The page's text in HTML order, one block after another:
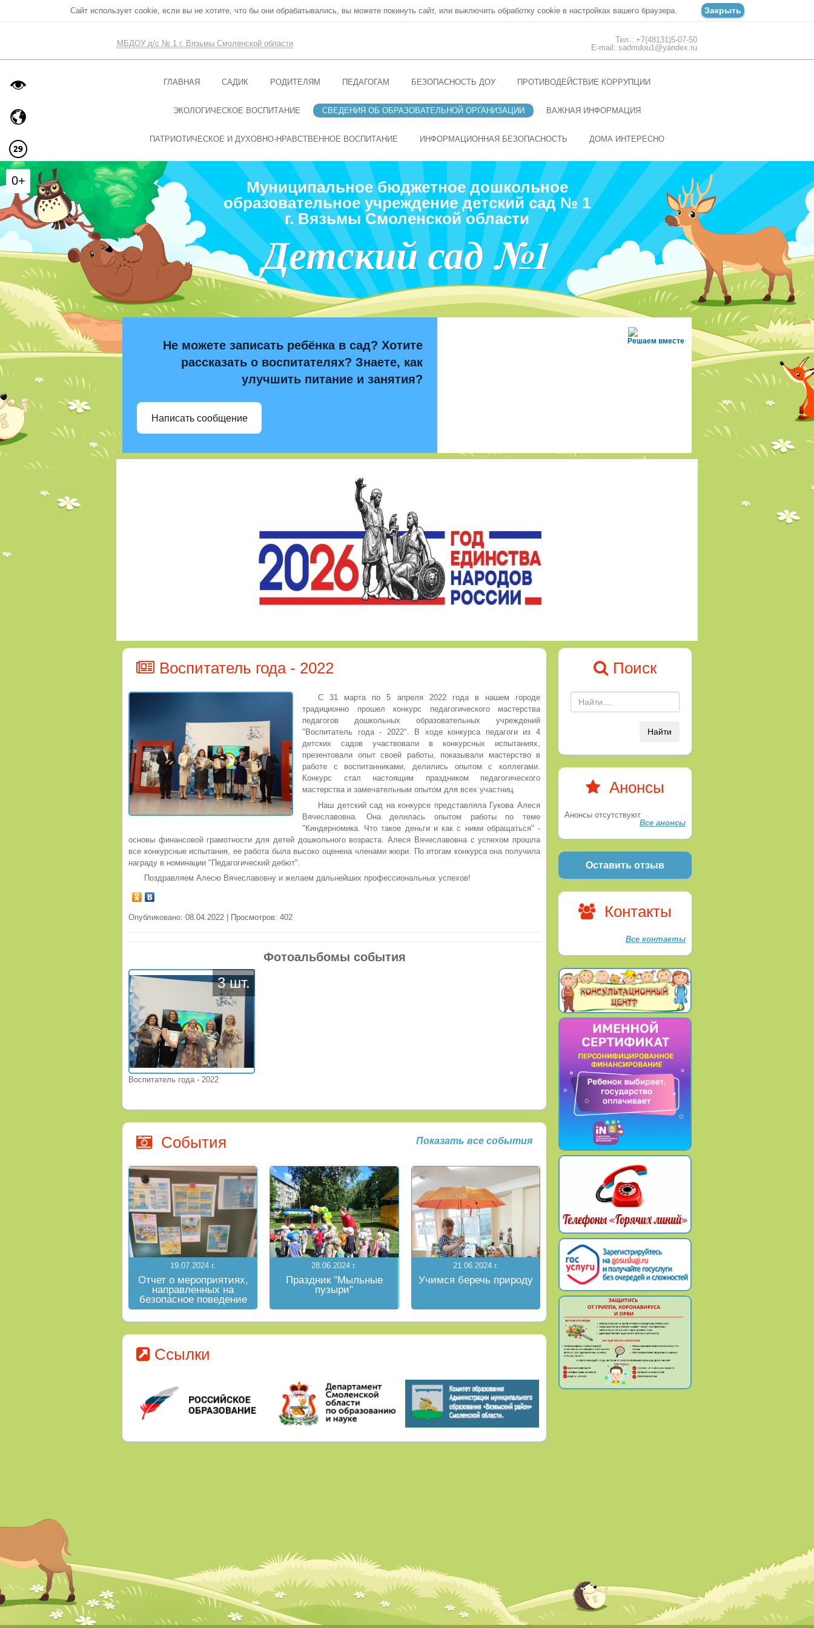
Сайт использует cookie, если вы не хотите, что бы они обрабатывались, вы можете покинуть сайт, или выключить обработку cookie в настройках вашего браузера. Закрыть
МБДОУ д/с № 1 г. Вязьмы Смоленской области
Тел.: +7(48131)5-07-50
E-mail: sadmdou1@yandex.ru
ГЛАВНАЯ САДИК РОДИТЕЛЯМ ПЕДАГОГАМ БЕЗОПАСНОСТЬ ДОУ ПРОТИВОДЕЙСТВИЕ КОРРУПЦИИ
ЭКОЛОГИЧЕСКОЕ ВОСПИТАНИЕ СВЕДЕНИЯ ОБ ОБРАЗОВАТЕЛЬНОЙ ОРГАНИЗАЦИИ ВАЖНАЯ ИНФОРМАЦИЯ
ПАТРИОТИЧЕСКОЕ И ДУХОВНО-НРАВСТВЕННОЕ ВОСПИТАНИЕ ИНФОРМАЦИОННАЯ БЕЗОПАСНОСТЬ ДОМА ИНТЕРЕСНО
Муниципальное бюджетное дошкольное
образовательное учреждение детский сад № 1
г. Вязьмы Смоленской области
Детский сад №1
Решаем вместе
Не можете записать ребёнка в сад? Хотите
рассказать о воспитателях? Знаете, как
улучшить питание и занятия?
Написать сообщение
Воспитатель года - 2022
С 31 марта по 5 апреля 2022 года в нашем городе
традиционно прошел конкурс педагогического мастерства
педагогов дошкольных образовательных учреждений
"Воспитатель года - 2022". В ходе конкурса педагоги из 4
детских садов участвовали в конкурсных испытаниях,
презентовали опыт своей работы, показывали мастерство в
работе с воспитанниками, делились опытом с коллегами.
Конкурс стал настоящим праздником педагогического
мастерства и замечательным опытом для всех участниц.
Наш детский сад на конкурсе представляла Гукова Алеся
Вячеславовна. Она делилась опытом работы по теме
"Киндерномика. Что такое деньги и как с ними обращаться" -
основы финансовой грамотности для детей дошкольного возраста. Алеся Вячеславовна с успехом прошла
все конкурсные испытания, ее работа была высоко оценена членами жюри. По итогам конкурса она получила
награду в номинации "Педагогический дебют".
Поздравляем Алесю Вячеславовну и желаем дальнейших профессиональных успехов!
Опубликовано: 08.04.2022 | Просмотров: 402
Фотоальбомы события
3 шт.
Воспитатель года - 2022
События Показать все события
19.07.2024 г.
Отчет о мероприятиях,
направленных на
безопасное поведение
на водных объектах в
летний период
28.06.2024 г.
Праздник "Мыльные
пузыри"
21.06.2024 г.
Учимся беречь природу
Ссылки
Поиск
Найти
Анонсы
Анонсы отсутствуют
Все анонсы
Оставить отзыв
Контакты
Все контакты
0+